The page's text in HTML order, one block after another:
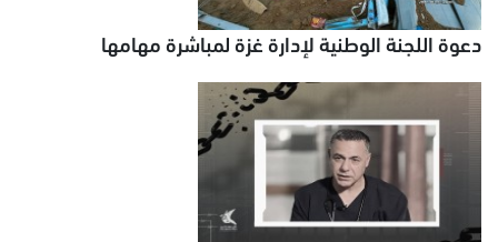
دعوة اللجنة الوطنية لإدارة غزة لمباشرة مهامها